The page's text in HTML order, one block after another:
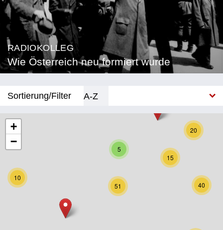
RADIOKOLLEG
Wie Österreich neu formiert wurde
Sortierung/Filter
A-Z
Bundesland
Burgenland
Kärnten
15
40
20
51
5
10
+
−